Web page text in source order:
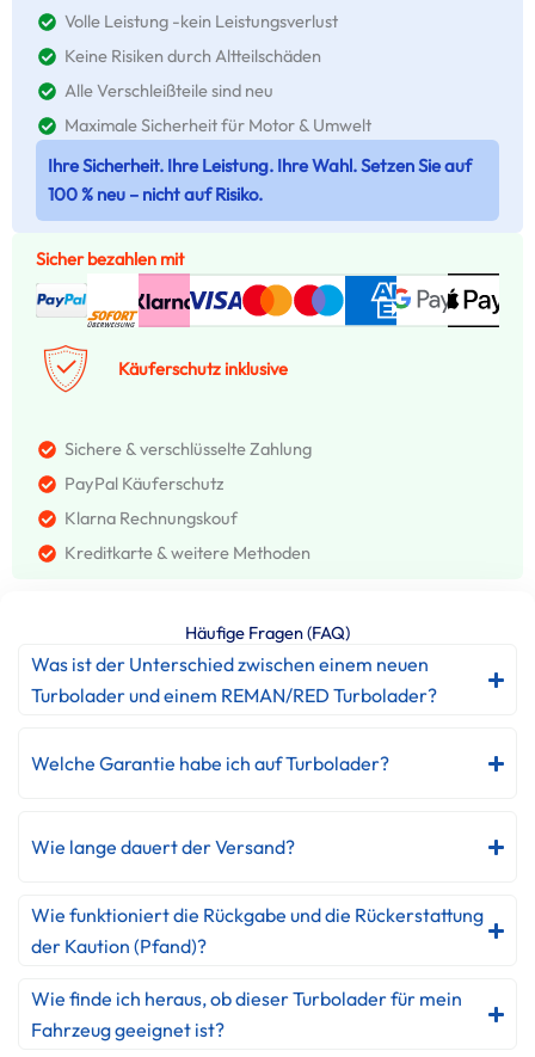
Volle Leistung -kein Leistungsverlust
Keine Risiken durch Altteilschäden
Alle Verschleißteile sind neu
Maximale Sicherheit für Motor & Umwelt
Ihre Sicherheit. Ihre Leistung. Ihre Wahl. Setzen Sie auf
100 % neu – nicht auf Risiko.
Sicher bezahlen mit
Käuferschutz inklusive
Sichere & verschlüsselte Zahlung
PayPal Käuferschutz
Klarna Rechnungskouf
Kreditkarte & weitere Methoden
Häufige Fragen (FAQ)
Was ist der Unterschied zwischen einem neuen
Turbolader und einem REMAN/RED Turbolader?
Welche Garantie habe ich auf Turbolader?
Wie lange dauert der Versand?
Wie funktioniert die Rückgabe und die Rückerstattung
der Kaution (Pfand)?
Wie finde ich heraus, ob dieser Turbolader für mein
Fahrzeug geeignet ist?